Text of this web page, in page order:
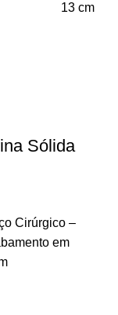
13 cm
Sólida
Cirúrgico –
em